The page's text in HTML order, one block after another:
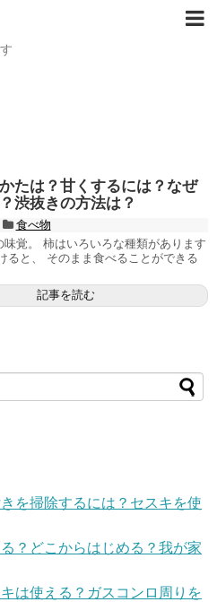
たは？甘くするには？なぜ
渋抜きの方法は？
食べ物
味覚。 柿はいろいろな種類があります
ると、 そのまま食べることができる
記事を読む
を掃除するには？セスキを使
？どこからはじめる？我が家
は使える？ガスコンロ周りを